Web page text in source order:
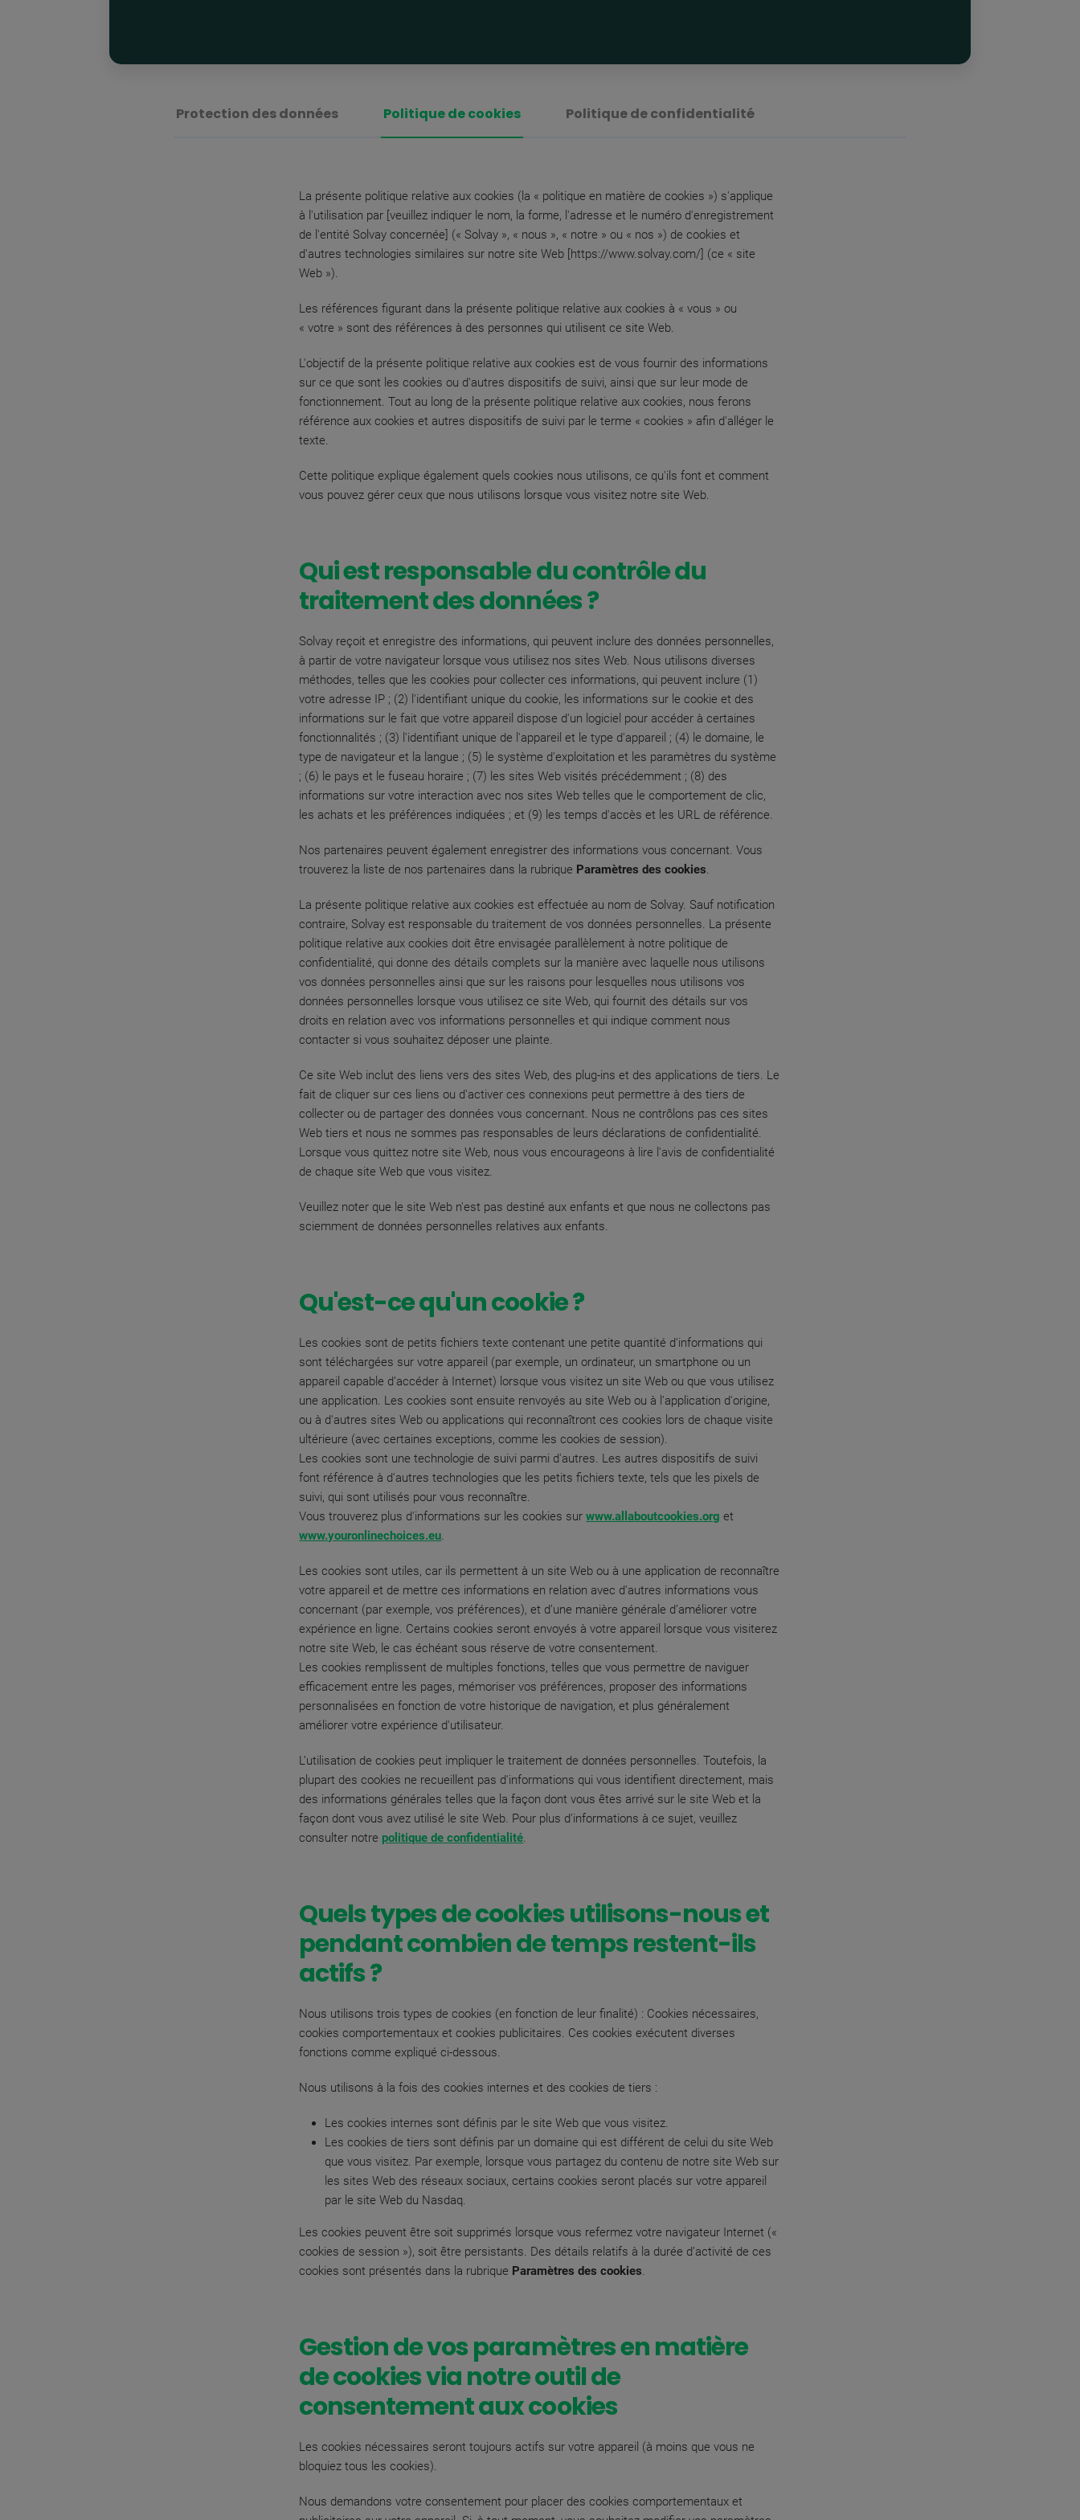
Protection des données Politique de cookies Politique de confidentialité
La présente politique relative aux cookies (la « politique en matière de cookies ») s'applique
à l'utilisation par [veuillez indiquer le nom, la forme, l'adresse et le numéro d'enregistrement
de l'entité Solvay concernée] (« Solvay », « nous », « notre » ou « nos ») de cookies et
d'autres technologies similaires sur notre site Web [https://www.solvay.com/] (ce « site
Web »).
Les références figurant dans la présente politique relative aux cookies à « vous » ou
« votre » sont des références à des personnes qui utilisent ce site Web.
L'objectif de la présente politique relative aux cookies est de vous fournir des informations
sur ce que sont les cookies ou d'autres dispositifs de suivi, ainsi que sur leur mode de
fonctionnement. Tout au long de la présente politique relative aux cookies, nous ferons
référence aux cookies et autres dispositifs de suivi par le terme « cookies » afin d'alléger le
texte.
Cette politique explique également quels cookies nous utilisons, ce qu'ils font et comment
vous pouvez gérer ceux que nous utilisons lorsque vous visitez notre site Web.
Qui est responsable du contrôle du
traitement des données ?
Solvay reçoit et enregistre des informations, qui peuvent inclure des données personnelles,
à partir de votre navigateur lorsque vous utilisez nos sites Web. Nous utilisons diverses
méthodes, telles que les cookies pour collecter ces informations, qui peuvent inclure (1)
votre adresse IP ; (2) l'identifiant unique du cookie, les informations sur le cookie et des
informations sur le fait que votre appareil dispose d'un logiciel pour accéder à certaines
fonctionnalités ; (3) l'identifiant unique de l'appareil et le type d'appareil ; (4) le domaine, le
type de navigateur et la langue ; (5) le système d'exploitation et les paramètres du système
; (6) le pays et le fuseau horaire ; (7) les sites Web visités précédemment ; (8) des
informations sur votre interaction avec nos sites Web telles que le comportement de clic,
les achats et les préférences indiquées ; et (9) les temps d'accès et les URL de référence.
Nos partenaires peuvent également enregistrer des informations vous concernant. Vous
trouverez la liste de nos partenaires dans la rubrique Paramètres des cookies.
La présente politique relative aux cookies est effectuée au nom de Solvay. Sauf notification
contraire, Solvay est responsable du traitement de vos données personnelles. La présente
politique relative aux cookies doit être envisagée parallèlement à notre politique de
confidentialité, qui donne des détails complets sur la manière avec laquelle nous utilisons
vos données personnelles ainsi que sur les raisons pour lesquelles nous utilisons vos
données personnelles lorsque vous utilisez ce site Web, qui fournit des détails sur vos
droits en relation avec vos informations personnelles et qui indique comment nous
contacter si vous souhaitez déposer une plainte.
Ce site Web inclut des liens vers des sites Web, des plug-ins et des applications de tiers. Le
fait de cliquer sur ces liens ou d'activer ces connexions peut permettre à des tiers de
collecter ou de partager des données vous concernant. Nous ne contrôlons pas ces sites
Web tiers et nous ne sommes pas responsables de leurs déclarations de confidentialité.
Lorsque vous quittez notre site Web, nous vous encourageons à lire l'avis de confidentialité
de chaque site Web que vous visitez.
Veuillez noter que le site Web n'est pas destiné aux enfants et que nous ne collectons pas
sciemment de données personnelles relatives aux enfants.
Qu'est-ce qu'un cookie ?
Les cookies sont de petits fichiers texte contenant une petite quantité d'informations qui
sont téléchargées sur votre appareil (par exemple, un ordinateur, un smartphone ou un
appareil capable d’accéder à Internet) lorsque vous visitez un site Web ou que vous utilisez
une application. Les cookies sont ensuite renvoyés au site Web ou à l'application d'origine,
ou à d'autres sites Web ou applications qui reconnaîtront ces cookies lors de chaque visite
ultérieure (avec certaines exceptions, comme les cookies de session).
Les cookies sont une technologie de suivi parmi d'autres. Les autres dispositifs de suivi
font référence à d'autres technologies que les petits fichiers texte, tels que les pixels de
suivi, qui sont utilisés pour vous reconnaître.
Vous trouverez plus d'informations sur les cookies surwww.allaboutcookies.org et
www.youronlinechoices.eu.
Les cookies sont utiles, car ils permettent à un site Web ou à une application de reconnaître
votre appareil et de mettre ces informations en relation avec d'autres informations vous
concernant (par exemple, vos préférences), et d’une manière générale d’améliorer votre
expérience en ligne. Certains cookies seront envoyés à votre appareil lorsque vous visiterez
notre site Web, le cas échéant sous réserve de votre consentement.
Les cookies remplissent de multiples fonctions, telles que vous permettre de naviguer
efficacement entre les pages, mémoriser vos préférences, proposer des informations
personnalisées en fonction de votre historique de navigation, et plus généralement
améliorer votre expérience d'utilisateur.
L’utilisation de cookies peut impliquer le traitement de données personnelles. Toutefois, la
plupart des cookies ne recueillent pas d'informations qui vous identifient directement, mais
des informations générales telles que la façon dont vous êtes arrivé sur le site Web et la
façon dont vous avez utilisé le site Web. Pour plus d'informations à ce sujet, veuillez
consulter notrepolitique de confidentialité.
Quels types de cookies utilisons-nous et
pendant combien de temps restent-ils
actifs ?
Nous utilisons trois types de cookies (en fonction de leur finalité) : Cookies nécessaires,
cookies comportementaux et cookies publicitaires. Ces cookies exécutent diverses
fonctions comme expliqué ci-dessous.
Nous utilisons à la fois des cookies internes et des cookies de tiers :
Les cookies internes sont définis par le site Web que vous visitez.
Les cookies de tiers sont définis par un domaine qui est différent de celui du site Web
que vous visitez. Par exemple, lorsque vous partagez du contenu de notre site Web sur
les sites Web des réseaux sociaux, certains cookies seront placés sur votre appareil
par le site Web du Nasdaq.
Les cookies peuvent être soit supprimés lorsque vous refermez votre navigateur Internet («
cookies de session »), soit être persistants. Des détails relatifs à la durée d’activité de ces
cookies sont présentés dans la rubrique Paramètres des cookies.
Gestion de vos paramètres en matière
de cookies via notre outil de
consentement aux cookies
Les cookies nécessaires seront toujours actifs sur votre appareil (à moins que vous ne
bloquiez tous les cookies).
Nous demandons votre consentement pour placer des cookies comportementaux et